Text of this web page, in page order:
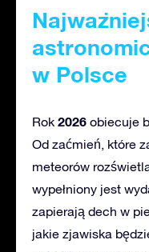
w Polsce
Rok 2026 obiecuje
Od zaćmień, które
meteorów
wypełniony jest
zapierają dech w
jakie zjawiska